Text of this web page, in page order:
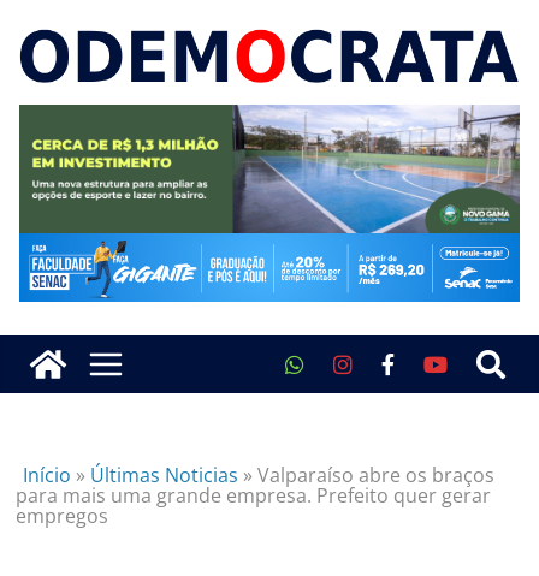
Início » Últimas Noticias »Valparaíso abre os braços
para mais uma grande empresa. Prefeito quer gerar
empregos